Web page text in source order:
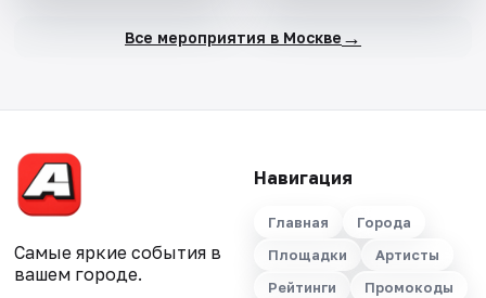
Все мероприятия в Москве →
Самые яркие события в
вашем городе.
Навигация
Главная
Города
Площадки
Артисты
Рейтинги
Промокоды